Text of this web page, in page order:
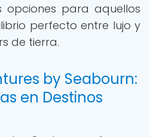
opciones para aquellos
perfecto entre lujo y
de tierra.
by Seabourn:
en Destinos